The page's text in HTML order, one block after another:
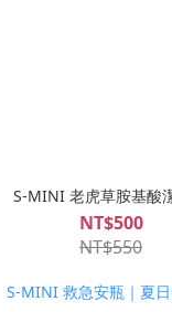
S-MINI 老虎草胺基酸
NT$500
NT$550